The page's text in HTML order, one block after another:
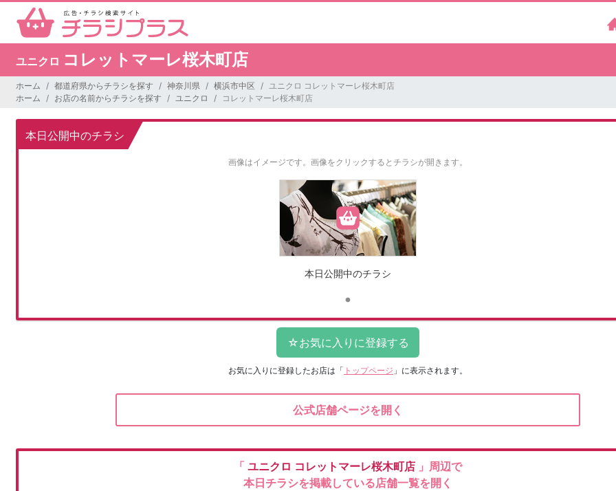
ユニクロ コレットマーレ桜木町店
ホーム 都道府県からチラシを探す 神奈川県 横浜市中区
ユニクロ コレットマーレ桜木町店
ホーム
お店の名前からチラシを探す ユニクロ コレットマーレ桜木町店
本日公開中のチラシ
画像はイメージです。 画像をクリックするとチラシが開きます。
本日公開中のチラシ
お気に入りに登録したお店は 「 トップページ 」に表示されます。
公式店舗ページを開く
「 ユニクロ コレットマーレ桜木町店 」周辺で
本日チラシを掲載している店舗一覧を開く